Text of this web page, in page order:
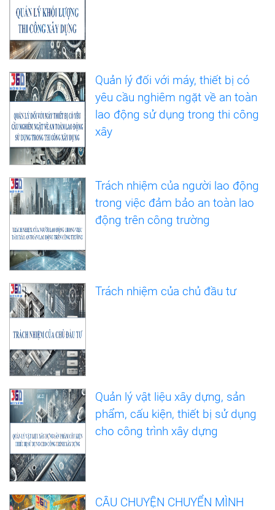
Quản lý đối với máy, thiết bị có
yêu cầu nghiêm ngặt về an toàn
lao động sử dụng trong thi công
xây
Trách nhiệm của người lao động
trong việc đảm bảo an toàn lao
động trên công trường
Trách nhiệm của chủ đầu tư
Quản lý vật liệu xây dựng, sản
phẩm, cấu kiện, thiết bị sử dụng
cho công trình xây dựng
CÂU CHUYỆN CHUYỂN MÌNH